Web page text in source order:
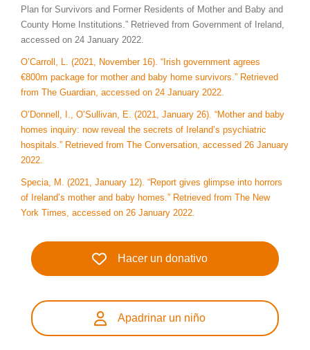
Plan for Survivors and Former Residents of Mother and Baby and
County Home Institutions.” Retrieved from Government of Ireland,
accessed on 24 January 2022.
O’Carroll, L. (2021, November 16). “Irish government agrees
€800m package for mother and baby home survivors.” Retrieved
from The Guardian, accessed on 24 January 2022.
O’Donnell, I., O’Sullivan, E. (2021, January 26). “Mother and baby
homes inquiry: now reveal the secrets of Ireland’s psychiatric
hospitals.” Retrieved from The Conversation, accessed 26 January
2022.
Specia, M. (2021, January 12). “Report gives glimpse into horrors
of Ireland’s mother and baby homes.” Retrieved from The New
York Times, accessed on 26 January 2022.
Hacer un donativo
Apadrinar un niño